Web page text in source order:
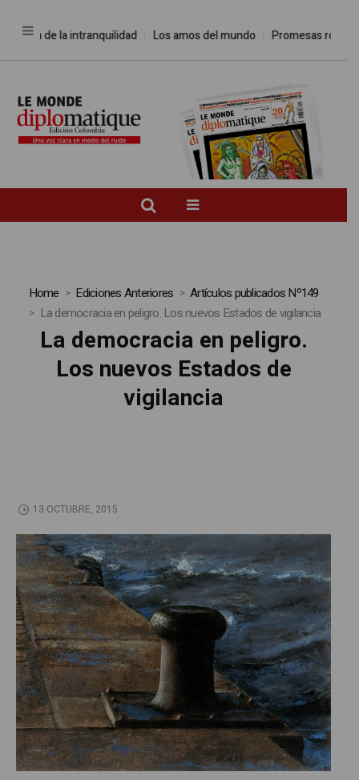
de la intranquilidad Los amos del mundo Promesas rotas
Home Ediciones Anteriores
Artículos publicados Nº149
La democracia en peligro. Los nuevos Estados de vigilancia
La democracia en peligro.
Los nuevos Estados de
vigilancia
13 OCTUBRE, 2015